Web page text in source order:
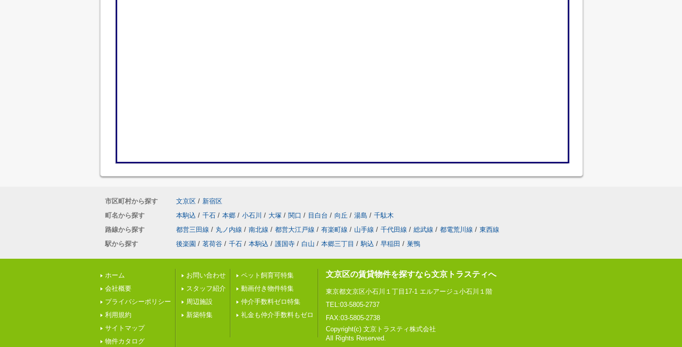
市区町村から探す 文京区 / 新宿区
町名から探す
本駒込 / 千石 / 本郷 / 小石川 / 大塚 / 関口 / 目白台 / 向丘 / 湯島 / 千駄木
路線から探す
都営三田線 / 丸ノ内線 / 南北線 / 都営大江戸線 / 有楽町線 / 山手線 / 千代田線 / 総武線 / 都電荒川線 / 東西線
駅から探す
後楽園 / 茗荷谷 / 千石 / 本駒込 / 護国寺 / 白山 / 本郷三丁目 / 駒込 / 早稲田 / 巣鴨
ホーム
会社概要
プライバシーポリシー
利用規約
サイトマップ
物件カタログ
お問い合わせ
スタッフ紹介
周辺施設
新築特集
ペット飼育可特集
動画付き物件特集
仲介手数料ゼロ特集
礼金も仲介手数料もゼロ
文京区の賃貸物件を探すなら文京トラスティへ
東京都文京区小石川１丁目17-1 エルアージュ小石川１階
TEL:03-5805-2737
FAX:03-5805-2738
Copyright(c) 文京トラスティ株式会社
All Rights Reserved.